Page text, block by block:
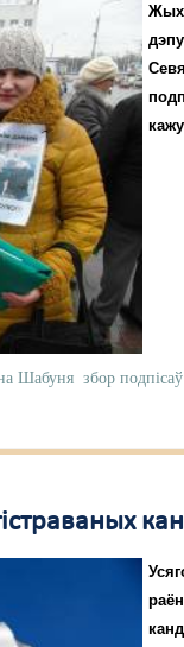
Шабуня збор подпісаў